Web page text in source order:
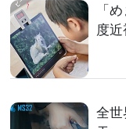
「
度近
全